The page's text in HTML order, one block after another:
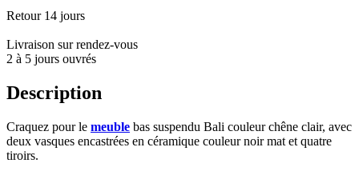
Retour 14 jours
Livraison sur rendez-vous
2 à 5 jours ouvrés
Description
Craquez pour le meuble bas suspendu Bali couleur chêne clair, avec
deux vasques encastrées en céramique couleur noir mat et quatre
tiroirs.